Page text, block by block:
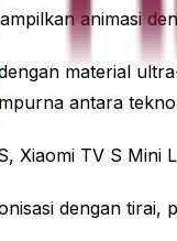
animasi
material
antara
Xiaomi TV S
dengan